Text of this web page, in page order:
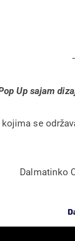
Up sajam
se
Dalmatinko